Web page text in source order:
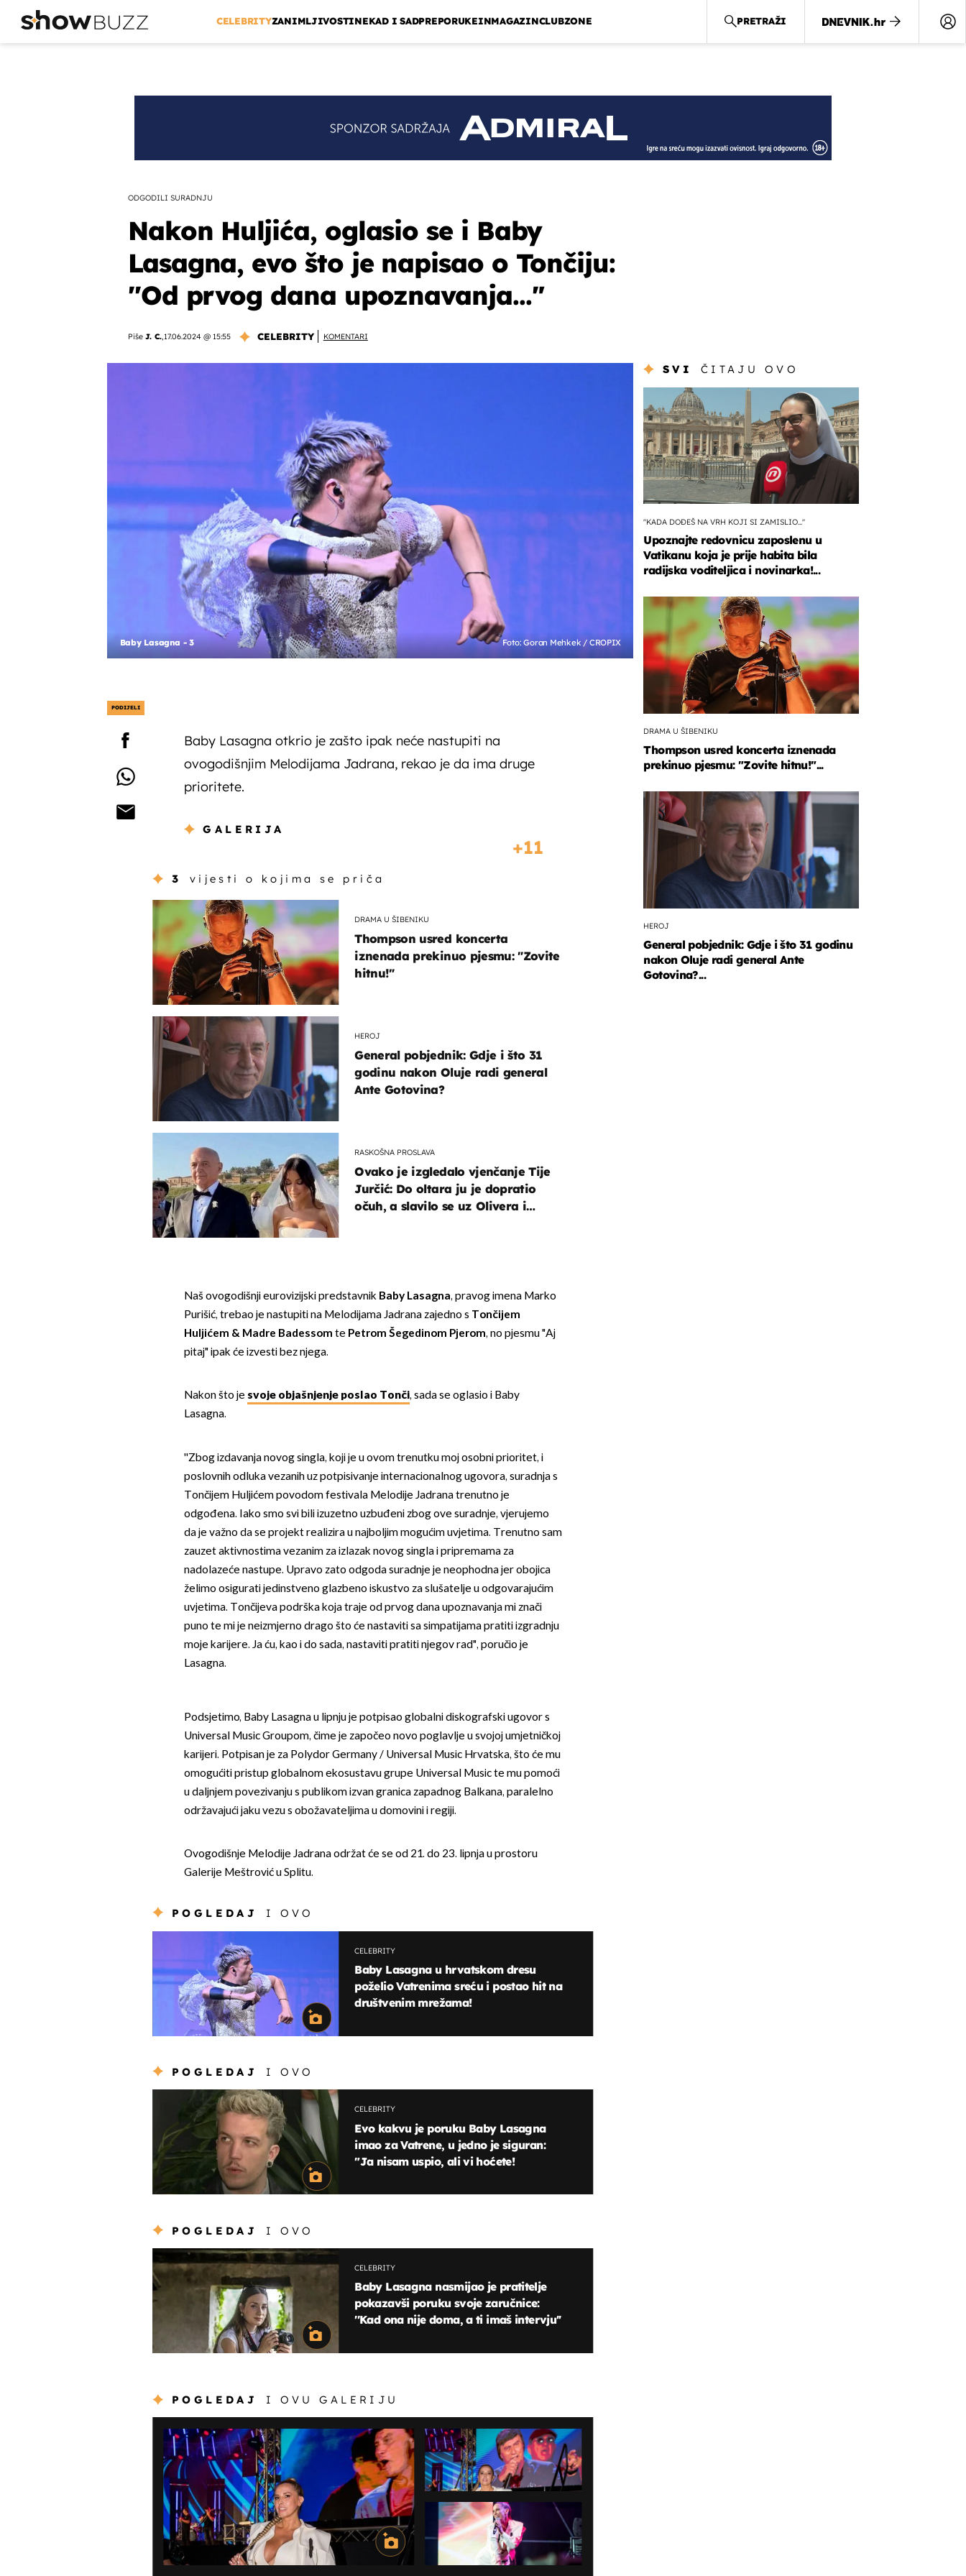
CELEBRITYZANIMLJIVOSTINEKAD I SADPREPORUKEINMAGAZINCLUBZONE PRETRAŽI
ODGODILI SURADNJU
Nakon Huljića, oglasio se i Baby
Lasagna, evo što je napisao o Tončiju:
''Od prvog dana upoznavanja..."
Piše J. C.,17.06.2024 @ 15:55 CELEBRITY KOMENTARI
Baby Lasagna - 3 Foto: Goran Mehkek / CROPIX
PODIJELI
Baby Lasagna otkrio je zašto ipak neće nastupiti na
ovogodišnjim Melodijama Jadrana, rekao je da ima druge
prioritete.
GALERIJA
11
3 vijesti o kojima se priča
DRAMA U ŠIBENIKU
Thompson usred koncerta
iznenada prekinuo pjesmu: "Zovite
hitnu!"
HEROJ
General pobjednik: Gdje i što 31
godinu nakon Oluje radi general
Ante Gotovina?
RASKOŠNA PROSLAVA
Ovako je izgledalo vjenčanje Tije
Jurčić: Do oltara ju je dopratio
očuh, a slavilo se uz Olivera i
Naš ovogodišnji eurovizijski predstavnik Baby Lasagna, pravog imena Marko
Purišić, trebao je nastupiti na Melodijama Jadrana zajedno s Tončijem
Huljićem & Madre Badessom te Petrom Šegedinom Pjerom, no pjesmu "Aj
pitaj" ipak će izvesti bez njega.
Nakon što je svoje objašnjenje poslao Tonči, sada se oglasio i Baby
Lasagna.
''Zbog izdavanja novog singla, koji je u ovom trenutku moj osobni prioritet, i
poslovnih odluka vezanih uz potpisivanje internacionalnog ugovora, suradnja s
Tončijem Huljićem povodom festivala Melodije Jadrana trenutno je
odgođena. Iako smo svi bili izuzetno uzbuđeni zbog ove suradnje, vjerujemo
da je važno da se projekt realizira u najboljim mogućim uvjetima. Trenutno sam
zauzet aktivnostima vezanim za izlazak novog singla i pripremama za
nadolazeće nastupe. Upravo zato odgoda suradnje je neophodna jer obojica
želimo osigurati jedinstveno glazbeno iskustvo za slušatelje u odgovarajućim
uvjetima. Tončijeva podrška koja traje od prvog dana upoznavanja mi znači
puno te mi je neizmjerno drago što će nastaviti sa simpatijama pratiti izgradnju
moje karijere. Ja ću, kao i do sada, nastaviti pratiti njegov rad", poručio je
Lasagna.
Podsjetimo, Baby Lasagna u lipnju je potpisao globalni diskografski ugovor s
Universal Music Groupom, čime je započeo novo poglavlje u svojoj umjetničkoj
karijeri. Potpisan je za Polydor Germany / Universal Music Hrvatska, što će mu
omogućiti pristup globalnom ekosustavu grupe Universal Music te mu pomoći
u daljnjem povezivanju s publikom izvan granica zapadnog Balkana, paralelno
održavajući jaku vezu s obožavateljima u domovini i regiji.
Ovogodišnje Melodije Jadrana održat će se od 21. do 23. lipnja u prostoru
Galerije Meštrović u Splitu.
POGLEDAJ I OVO
CELEBRITY
Baby Lasagna u hrvatskom dresu
poželio Vatrenima sreću i postao hit na
društvenim mrežama!
POGLEDAJ I OVO
CELEBRITY
Evo kakvu je poruku Baby Lasagna
imao za Vatrene, u jedno je siguran:
"Ja nisam uspio, ali vi hoćete!
POGLEDAJ I OVO
CELEBRITY
Baby Lasagna nasmijao je pratitelje
pokazavši poruku svoje zaručnice:
''Kad ona nije doma, a ti imaš intervju''
POGLEDAJ I OVU GALERIJU
SVI ČITAJU OVO
"KADA DOĐEŠ NA VRH KOJI SI ZAMISLIO..."
Upoznajte redovnicu zaposlenu u
Vatikanu koja je prije habita bila
radijska voditeljica i novinarka!...
DRAMA U ŠIBENIKU
Thompson usred koncerta iznenada
prekinuo pjesmu: "Zovite hitnu!"...
HEROJ
General pobjednik: Gdje i što 31 godinu
nakon Oluje radi general Ante
Gotovina?...
OMOGUĆI OBAVIJESTI